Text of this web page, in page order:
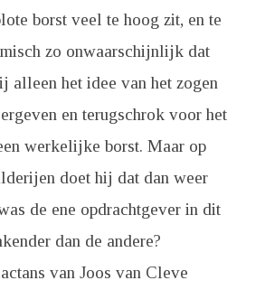
borst veel te hoog zit, en te
zo onwaarschijnlijk dat
alleen het idee van het zogen
en terugschrok voor het
werkelijke borst. Maar op
doet hij dat dan weer
de ene opdrachtgever in dit
dan de andere?
van Joos van Cleve